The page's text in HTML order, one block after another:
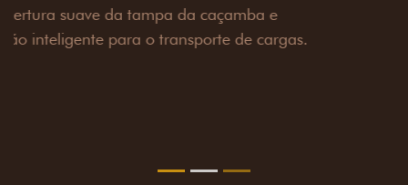
toneladas, alargadores de para-lamas e overbumper,
oferecendo mais capacidade de reboque, proteção
Pack tecnologia